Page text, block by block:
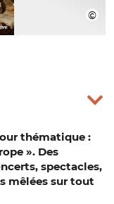
thématique :
». Des
spectacles,
mêlées sur tout